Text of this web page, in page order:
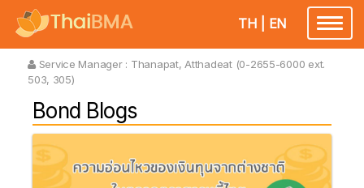
TH EN
Service Manager : Thanapat, Atthadeat (0-2655-6000 ext.
503, 305)
Bond Blogs